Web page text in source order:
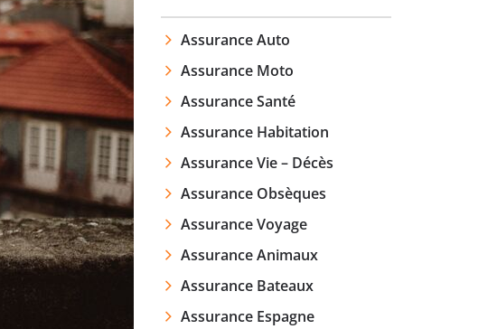
Assurance Auto
Assurance Moto
Assurance Santé
Assurance Habitation
Assurance Vie – Décès
Assurance Obsèques
Assurance Voyage
Assurance Animaux
Assurance Bateaux
Assurance Espagne